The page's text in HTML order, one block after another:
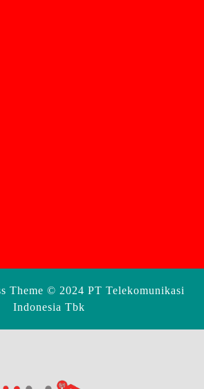
Theme © 2024 PT Telekomunikasi
Indonesia Tbk